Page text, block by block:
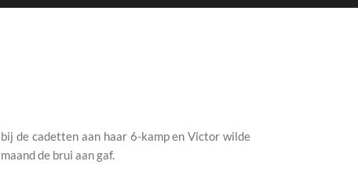
de cadetten aan haar 6-kamp en Victor wilde
de brui aan gaf.